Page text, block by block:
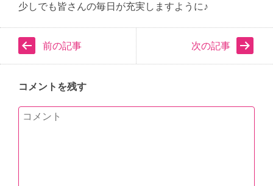
少しでも皆さんの毎日が充実しますように♪
前の記事 次の記事
コメントを残す